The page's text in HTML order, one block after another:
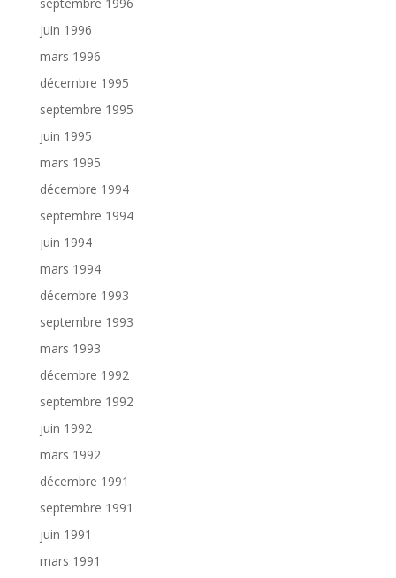
juin 1996
mars 1996
décembre 1995
septembre 1995
juin 1995
mars 1995
décembre 1994
septembre 1994
juin 1994
mars 1994
décembre 1993
septembre 1993
mars 1993
décembre 1992
septembre 1992
juin 1992
mars 1992
décembre 1991
septembre 1991
juin 1991
mars 1991